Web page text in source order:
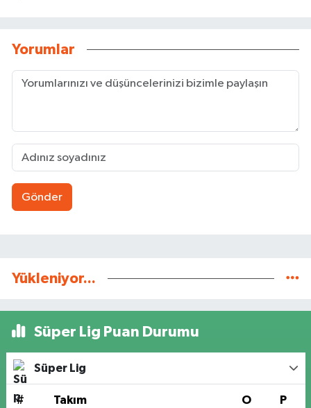
Yorumlar
Gönder
Yükleniyor...
Süper Lig Puan Durumu
Süper Lig
# Takım O P